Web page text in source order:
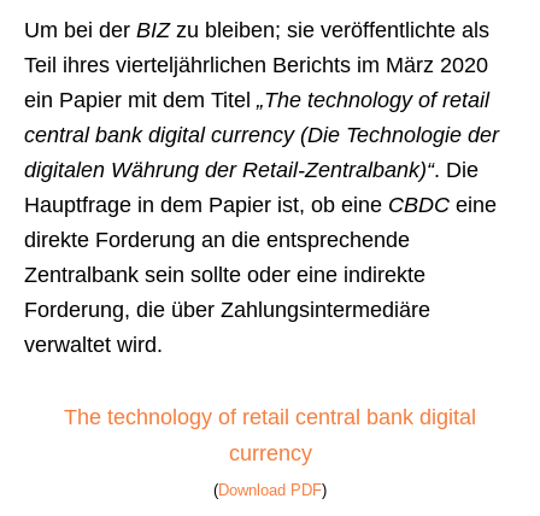
Um bei der BIZzu bleiben; sie veröffentlichte als
Teil ihres vierteljährlichen Berichts im März 2020
ein Papier mit dem Titel „The technology of retail
central bank digital currency (Die Technologie der
digitalen Währung der Retail-Zentralbank)“. Die
Hauptfrage in dem Papier ist, ob eine CBDC eine
direkte Forderung an die entsprechende
Zentralbank sein sollte oder eine indirekte
Forderung, die über Zahlungsintermediäre
verwaltet wird.
The technology of retail central bank digital
currency
(Download PDF)